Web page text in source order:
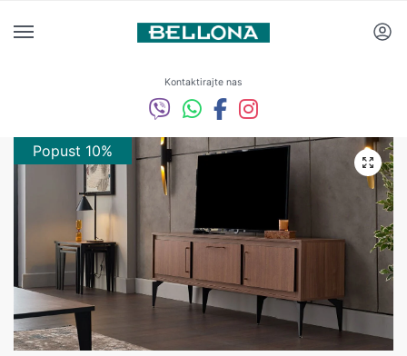
Kontaktirajte nas
Popust 10%